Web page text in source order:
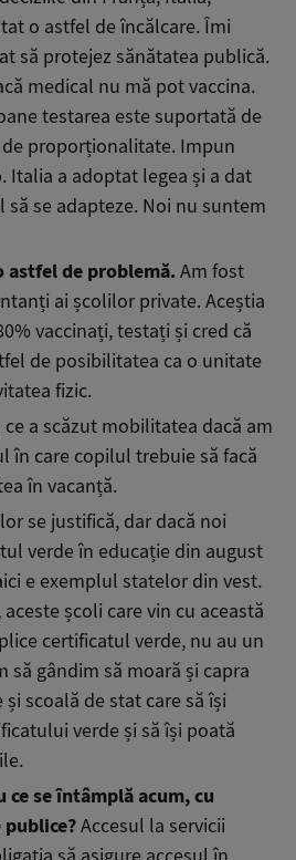
o astfel de încălcare. Îmi
să protejez sănătatea publică.
medical nu mă pot vaccina.
testarea este suportată de
de proporționalitate. Impun
Italia a adoptat legea și a dat
se adapteze. Noi nu suntem
astfel de problemă.Am fost
ai școlilor private. Aceștia
vaccinați, testați și cred că
de posibilitatea ca o unitate
fizic.
a scăzut mobilitatea dacă am
în care copilul trebuie să facă
în vacanță.
se justifică, dar dacă noi
verde în educație din august
e exemplul statelor din vest.
școli care vin cu această
certificatul verde, nu au un
să gândim să moară și capra
scoală de stat care să își
verde și să își poată
ce se întâmplă acum, cu
Accesul la servicii
să asigure accesul în